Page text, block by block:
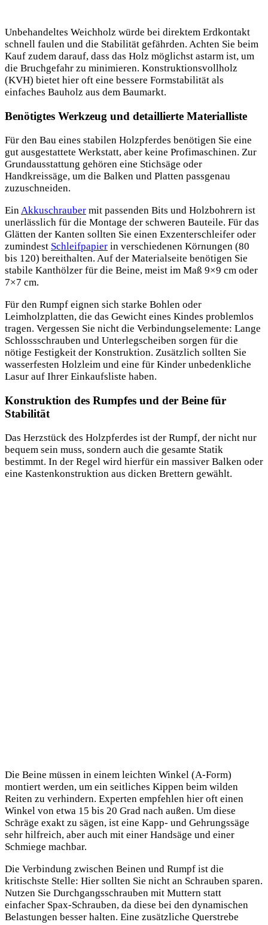
Unbehandeltes Weichholz würde bei direktem Erdkontakt
schnell faulen und die Stabilität gefährden. Achten Sie beim
Kauf zudem darauf, dass das Holz möglichst astarm ist, um
die Bruchgefahr zu minimieren. Konstruktionsvollholz
(KVH) bietet hier oft eine bessere Formstabilität als
einfaches Bauholz aus dem Baumarkt.
Benötigtes Werkzeug und detaillierte Materialliste
Für den Bau eines stabilen Holzpferdes benötigen Sie eine
gut ausgestattete Werkstatt, aber keine Profimaschinen. Zur
Grundausstattung gehören eine Stichsäge oder
Handkreissäge, um die Balken und Platten passgenau
zuzuschneiden.
EinAkkuschrauber mit passenden Bits und Holzbohrern ist
unerlässlich für die Montage der schweren Bauteile. Für das
Glätten der Kanten sollten Sie einen Exzenterschleifer oder
zumindest Schleifpapier in verschiedenen Körnungen (80
bis 120) bereithalten. Auf der Materialseite benötigen Sie
stabile Kanthölzer für die Beine, meist im Maß 9×9 cm oder
7×7 cm.
Für den Rumpf eignen sich starke Bohlen oder
Leimholzplatten, die das Gewicht eines Kindes problemlos
tragen. Vergessen Sie nicht die Verbindungselemente: Lange
Schlossschrauben und Unterlegscheiben sorgen für die
nötige Festigkeit der Konstruktion. Zusätzlich sollten Sie
wasserfesten Holzleim und eine für Kinder unbedenkliche
Lasur auf Ihrer Einkaufsliste haben.
Konstruktion des Rumpfes und der Beine für
Stabilität
Das Herzstück des Holzpferdes ist der Rumpf, der nicht nur
bequem sein muss, sondern auch die gesamte Statik
bestimmt. In der Regel wird hierfür ein massiver Balken oder
eine Kastenkonstruktion aus dicken Brettern gewählt.
Die Beine müssen in einem leichten Winkel (A-Form)
montiert werden, um ein seitliches Kippen beim wilden
Reiten zu verhindern. Experten empfehlen hier oft einen
Winkel von etwa 15 bis 20 Grad nach außen. Um diese
Schräge exakt zu sägen, ist eine Kapp- und Gehrungssäge
sehr hilfreich, aber auch mit einer Handsäge und einer
Schmiege machbar.
Die Verbindung zwischen Beinen und Rumpf ist die
kritischste Stelle: Hier sollten Sie nicht an Schrauben sparen.
Nutzen Sie Durchgangsschrauben mit Muttern statt
einfacher Spax-Schrauben, da diese bei den dynamischen
Belastungen besser halten. Eine zusätzliche Querstrebe